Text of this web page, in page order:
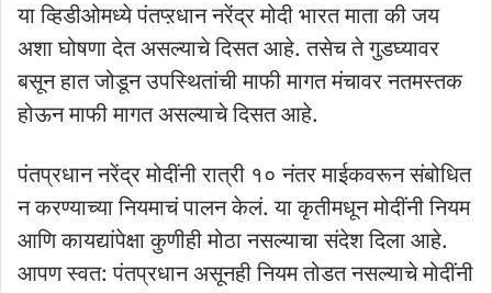
या व्हिडीओमध्ये पंतप्ऱधान नरेंद्र मोदी भारत माता की जय
अशा घोषणा देत असल्याचे दिसत आहे. तसेच ते गुडघ्यावर
बसून हात जोडून उपस्थितांची माफी मागत मंचावर नतमस्तक
होऊन माफी मागत असल्याचे दिसत आहे.
पंतप्रधान नरेंद्र मोदींनी रात्री १० नंतर माईकवरून संबोधित
न करण्याच्या नियमाचं पालन केलं. या कृतीमधून मोदींनी नियम
आणि कायद्यांपेक्षा कुणीही मोठा नसल्याचा संदेश दिला आहे.
आपण स्वत: पंतप्रधान असूनही नियम तोडत नसल्याचे मोदींनी